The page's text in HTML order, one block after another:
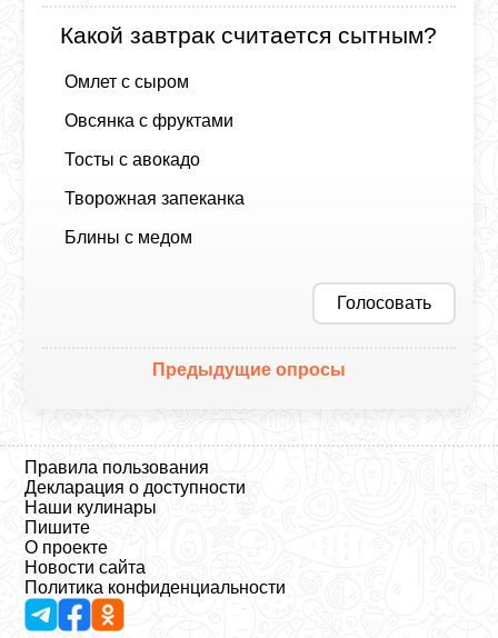
Какой завтрак считается сытным?
Омлет с сыром
Овсянка с фруктами
Тосты с авокадо
Творожная запеканка
Блины с медом
Голосовать
Предыдущие опросы
Правила пользования
Декларация о доступности
Наши кулинары
Пишите
О проекте
Новости сайта
Политика конфиденциальности